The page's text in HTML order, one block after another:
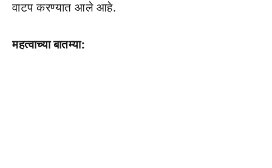
वाटप करण्यात आले आहे.
महत्वाच्या बातम्या: